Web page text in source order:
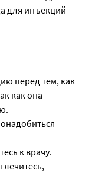
для инъекций -
перед тем, как
как она
к врачу.
лечитесь,